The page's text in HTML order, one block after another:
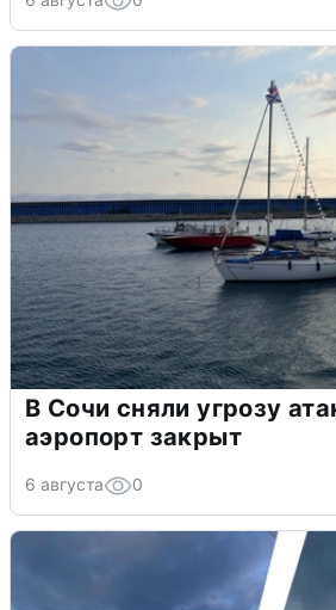
В Сочи сняли угрозу
аэропорт закрыт
6 августа 0